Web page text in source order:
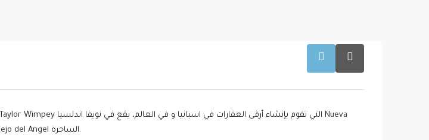
يتم تنفيذه من قبل Taylor Wimpey التي تقوم بإنشاء أرقى العقارات في اسبانيا و في العالم، يقع في نويفا اندلسيا Nueva
Viejo del Angel الساحرة.